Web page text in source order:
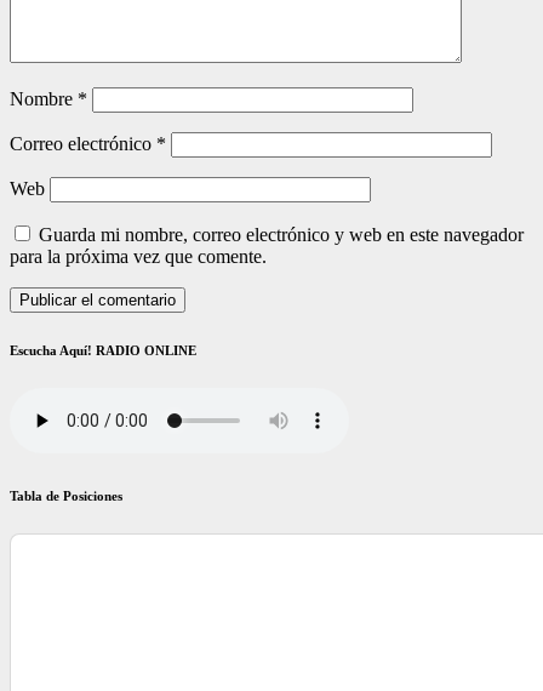
Nombre *
Correo electrónico *
Web
Guarda mi nombre, correo electrónico y web en este navegador
para la próxima vez que comente.
Escucha Aquí! RADIO ONLINE
Tabla de Posiciones